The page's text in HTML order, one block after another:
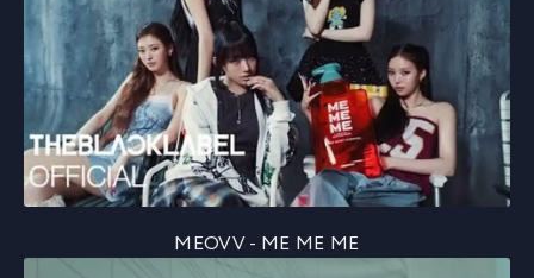
MEOVV - ME ME ME